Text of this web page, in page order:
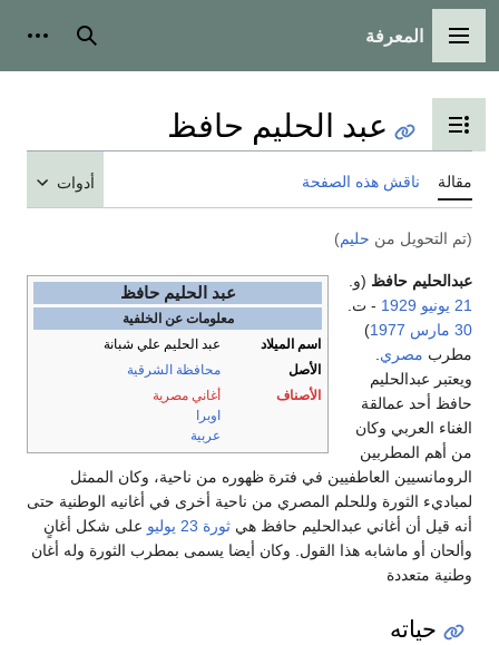
القائمة الرئيسية
المعرفة بحث
تبديل عرض جدول المحتويات
عبد الحليم حافظ
مقالة ناقش هذه الصفحة أدوات
(تم التحويل من حليم)
عبد الحليم حافظ
معلومات عن الخلفية
اسم الميلاد
عبد الحليم علي شبانة
الأصل
محافظة الشرقية
الأصناف
أغاني مصرية
اوبرا
عربية
عبدالحليم حافظ (و.
21 يونيو
1929 - ت.
30 مارس
1977
)
مطرب مصري
ويعتبر عبدالحليم
حافظ أحد عمالقة
الغناء العربي وكان
من أهم المطربين
الرومانسيين العاطفيين في فترة ظهوره من ناحية، وكان الممثل
لمباديء الثورة وللحلم المصري من ناحية أخرى في أغانيه الوطنية حتى
أنه قيل أن أغاني عبدالحليم حافظ هي ثورة 23 يوليو
على شكل أغانٍ
وألحان أو ماشابه هذا القول. وكان أيضا يسمى بمطرب الثورة وله أغان
وطنية متعددة
حياته